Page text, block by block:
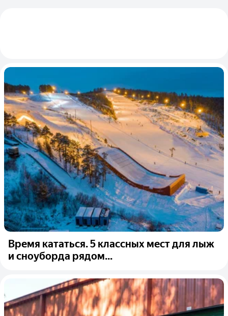
Время кататься. 5 классных мест для лыж
и сноуборда рядом...